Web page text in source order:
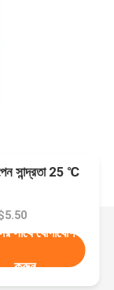
সান্দ্রতা 25 ℃
সাথে যোগাযোগ
করুন